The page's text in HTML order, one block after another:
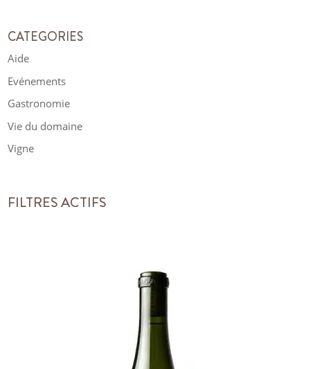
CATEGORIES
Aide
Evénements
Gastronomie
Vie du domaine
Vigne
FILTRES ACTIFS